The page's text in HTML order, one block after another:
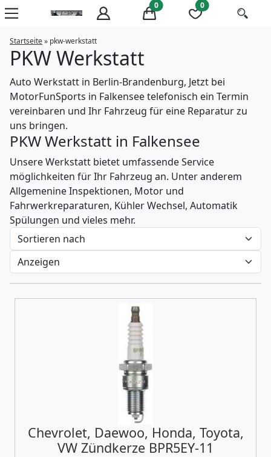
0 0
Startseite» pkw-werkstatt
PKW Werkstatt
Auto Werkstatt in Berlin-Brandenburg, Jetzt bei
MotorFunSports in Falkensee telefonisch ein Termin
vereinbaren und Ihr Fahrzeug für eine Reparatur zu
uns bringen.
PKW Werkstatt in Falkensee
Unsere Werkstatt bietet umfassende Service
möglichkeiten für Ihr Fahrzeug an. Unter anderem
Allgemenine Inspektionen, Motor und
Fahrwerkreparaturen, Kühler Wechsel, Automatik
Spülungen und vieles mehr.
Chevrolet, Daewoo, Honda, Toyota,
VW Zündkerze BPR5EY-11